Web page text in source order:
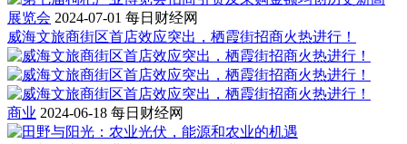
展览会 2024-07-01 每日财经网
威海文旅商街区首店效应突出，栖霞街招商火热进行！
商业 2024-06-18 每日财经网